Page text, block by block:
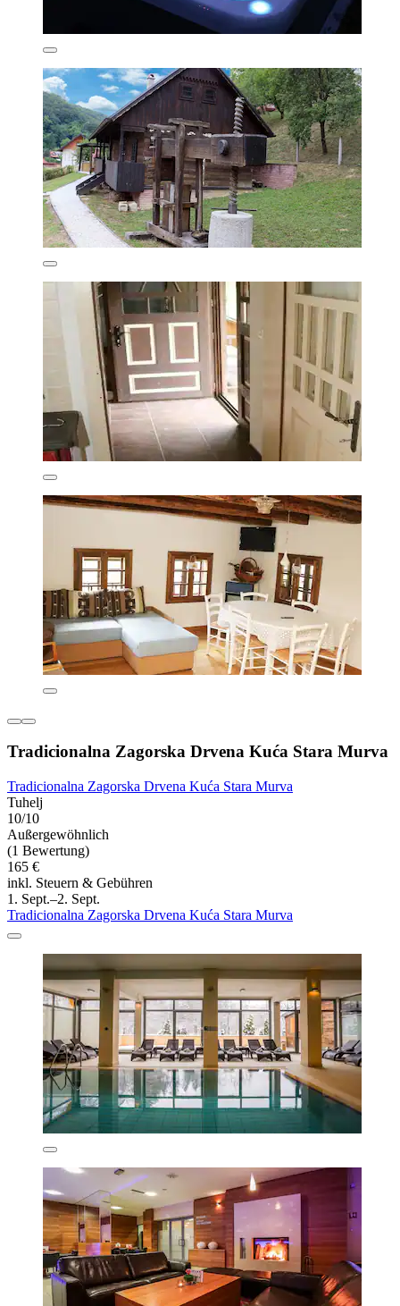
Tradicionalna Zagorska Drvena Kuća Stara Murva
Tradicionalna Zagorska Drvena Kuća Stara Murva
Tuhelj
10/10
Außergewöhnlich
(1 Bewertung)
165 €
inkl. Steuern & Gebühren
1. Sept.–2. Sept.
Tradicionalna Zagorska Drvena Kuća Stara Murva